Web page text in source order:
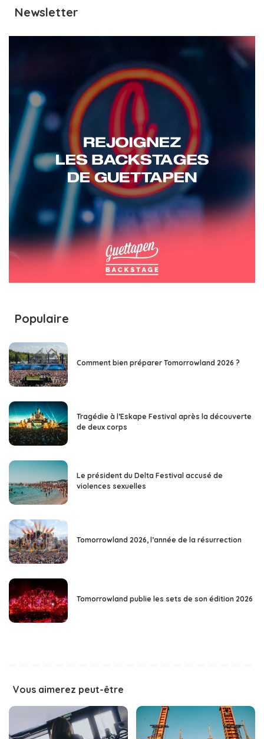
Newsletter
Populaire
Comment bien préparer Tomorrowland 2026 ?
Tragédie à l’Eskape Festival après la découverte
de deux corps
Le président du Delta Festival accusé de
violences sexuelles
Tomorrowland 2026, l’année de la résurrection
Tomorrowland publie les sets de son édition 2026
Vous aimerez peut-être